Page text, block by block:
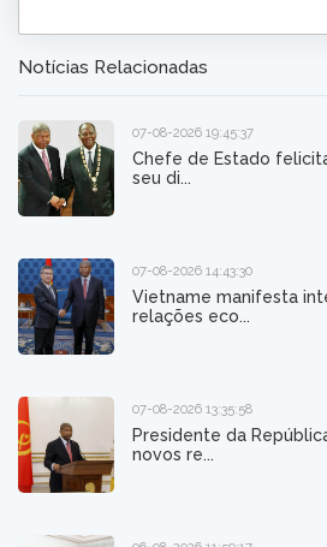
Notícias Relacionadas
07-08-2026 19:45:37
Chefe de Estado
seu di...
07-08-2026 14:43:30
Vietname manifesta
relações eco...
07-08-2026 13:35:58
Presidente da
novos re...